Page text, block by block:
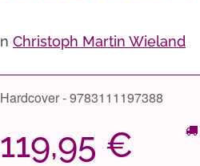
Christoph Martin Wieland
Hardcover - 9783111197388
119,95 €